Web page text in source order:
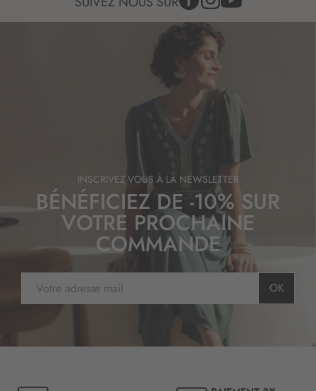
INSCRIVEZ-VOUS À LA NEWSLETTER
BÉNÉFICIEZ DE -10% SUR
VOTRE PROCHAINE
COMMANDE
s
OK